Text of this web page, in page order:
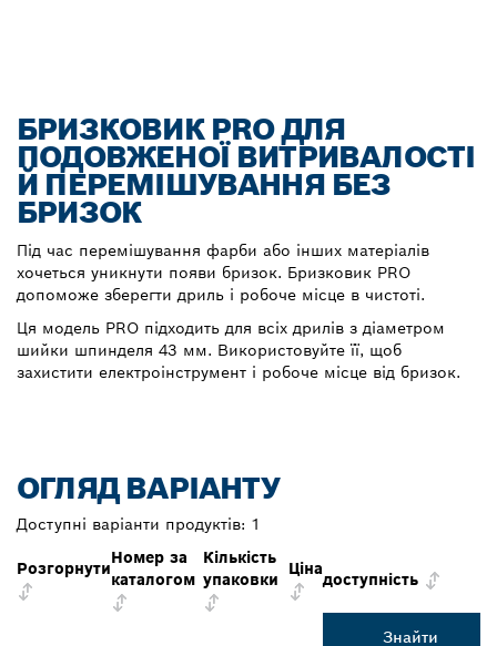
БРИЗКОВИК PRO ДЛЯ
ПОДОВЖЕНОЇ ВИТРИВАЛОСТІ
Й ПЕРЕМІШУВАННЯ БЕЗ
БРИЗОК
Під час перемішування фарби або інших матеріалів
хочеться уникнути появи бризок. Бризковик PRO
допоможе зберегти дриль і робоче місце в чистоті.
Ця модель PRO підходить для всіх дрилів з діаметром
шийки шпинделя 43 мм. Використовуйте її, щоб
захистити електроінструмент і робоче місце від бризок.
ОГЛЯД ВАРІАНТУ
Доступні варіанти продуктів: 1
Розгорнути
Номер за
каталогом
Кількість
упаковки
Ціна
доступність
Знайти